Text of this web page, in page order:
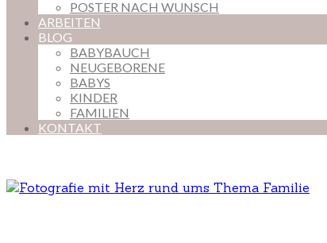
POSTER NACH WUNSCH
ARBEITEN
BLOG
BABYBAUCH
NEUGEBORENE
BABYS
KINDER
FAMILIEN
KONTAKT